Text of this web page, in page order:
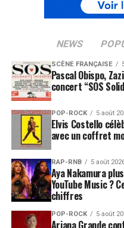
NEWS
SCÈNE FRANÇAISE
Pascal Obispo,
concert “SOS
POP-ROCK 5 août
Elvis Costello
avec un coffret
RAP-RNB 5 août
Aya Nakamura
YouTube Music ?
chiffres
POP-ROCK 5 août
Ariana Grande